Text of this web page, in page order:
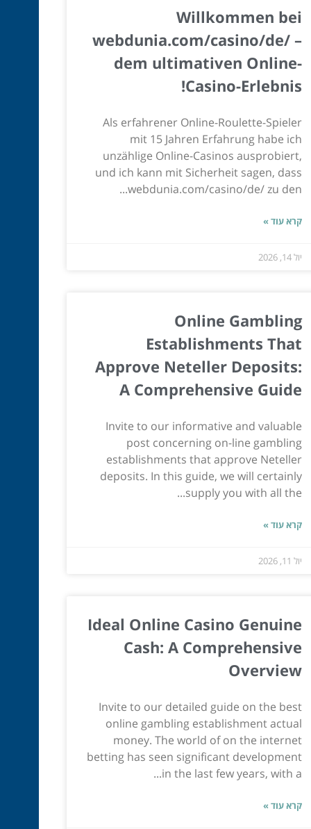
Willkommen bei
webdunia.com/casino/de/ –
dem ultimativen Online-
Casino-Erlebnis!
Als erfahrener Online-Roulette-Spieler
mit 15 Jahren Erfahrung habe ich
unzählige Online-Casinos ausprobiert,
und ich kann mit Sicherheit sagen, dass
webdunia.com/casino/de/ zu den...
קרא עוד »
יול 14, 2026
Online Gambling
Establishments That
Approve Neteller Deposits:
A Comprehensive Guide
Invite to our informative and valuable
post concerning on-line gambling
establishments that approve Neteller
deposits. In this guide, we will certainly
supply you with all the...
קרא עוד »
יול 11, 2026
Ideal Online Casino Genuine
Cash: A Comprehensive
Overview
Invite to our detailed guide on the best
online gambling establishment actual
money. The world of on the internet
betting has seen significant development
in the last few years, with a...
קרא עוד »